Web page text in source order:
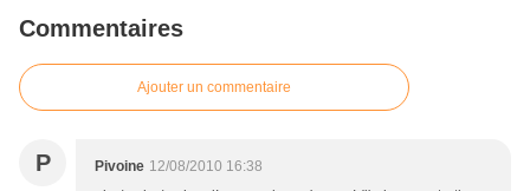
Commentaires
Ajouter un commentaire
P Pivoine 12/08/2010 16:38